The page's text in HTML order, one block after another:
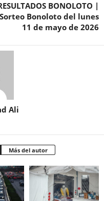
BONOLOTO |
Sorteo Bonoloto del lunes
11 de mayo de 2026
Ali
Más del autor